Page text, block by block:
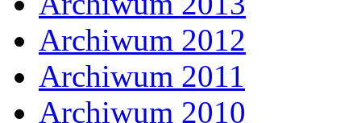
Archiwum 2012
Archiwum 2011
Archiwum 2010